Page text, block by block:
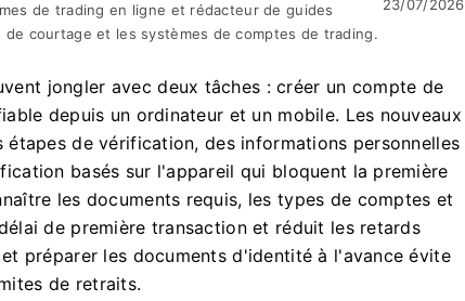
de trading en ligne et rédacteur de guides
de courtage et les systèmes de comptes de trading.
23/07/2026
jongler avec deux tâches : créer un compte de
depuis un ordinateur et un mobile. Les nouveaux
de vérification, des informations personnelles
basés sur l'appareil qui bloquent la première
les documents requis, les types de comptes et
de première transaction et réduit les retards
préparer les documents d'identité à l'avance évite
de retraits.